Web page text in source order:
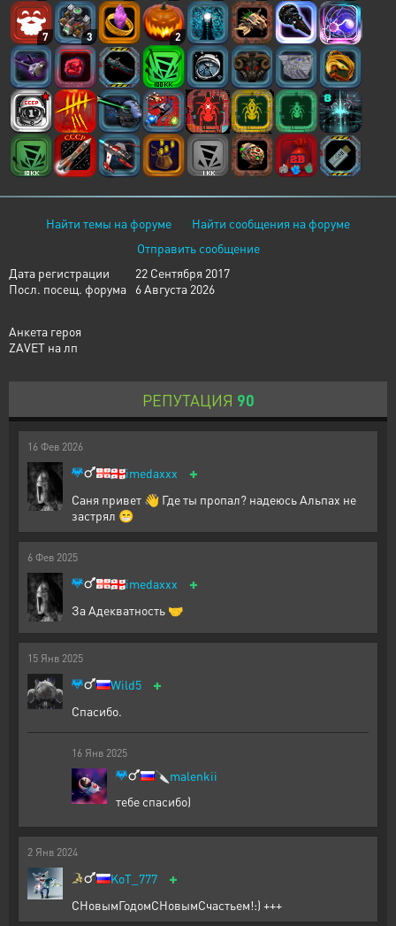
7 3 2
Найти темы на форуме
Найти сообщения на форуме
Отправить сообщение
Дата регистрации
22 Сентября 2017
Посл. посещ. форума
6 Августа 2026
Анкета героя
ZAVET на лп
РЕПУТАЦИЯ 90
16 Фев 2026
🇬🇪imedaxxx +
Саня привет 👋 Где ты пропал? надеюсь Альпах не
застрял 😁
6 Фев 2025
🇬🇪imedaxxx +
За Адекватность 🤝
15 Янв 2025
Wild5 +
Спасибо.
16 Янв 2025
🔪 malenkii
тебе спасибо)
2 Янв 2024
KoT_777 +
СНовымГодомСНовымСчастьем!:) +++